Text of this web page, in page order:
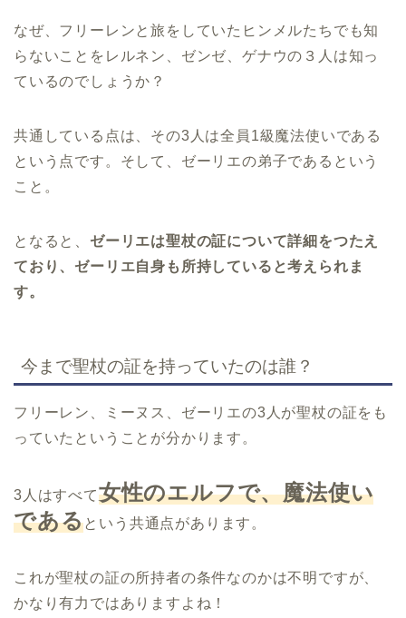
なぜ、フリーレンと旅をしていたヒンメルたちでも知
らないことをレルネン、ゼンゼ、ゲナウの３人は知っ
ているのでしょうか？
共通している点は、その3人は全員1級魔法使いである
という点です。そして、ゼーリエの弟子であるという
こと。
となると、 ゼーリエは聖杖の証について詳細をつたえ
ており、ゼーリエ自身も所持していると考えられま
す。
今まで聖杖の証を持っていたのは誰？
フリーレン、ミーヌス、ゼーリエの3人が聖杖の証をも
っていたということが分かります。
3人はすべて女性のエルフで、魔法使い
であるという共通点があります。
これが聖杖の証の所持者の条件なのかは不明ですが、
かなり有力ではありますよね！